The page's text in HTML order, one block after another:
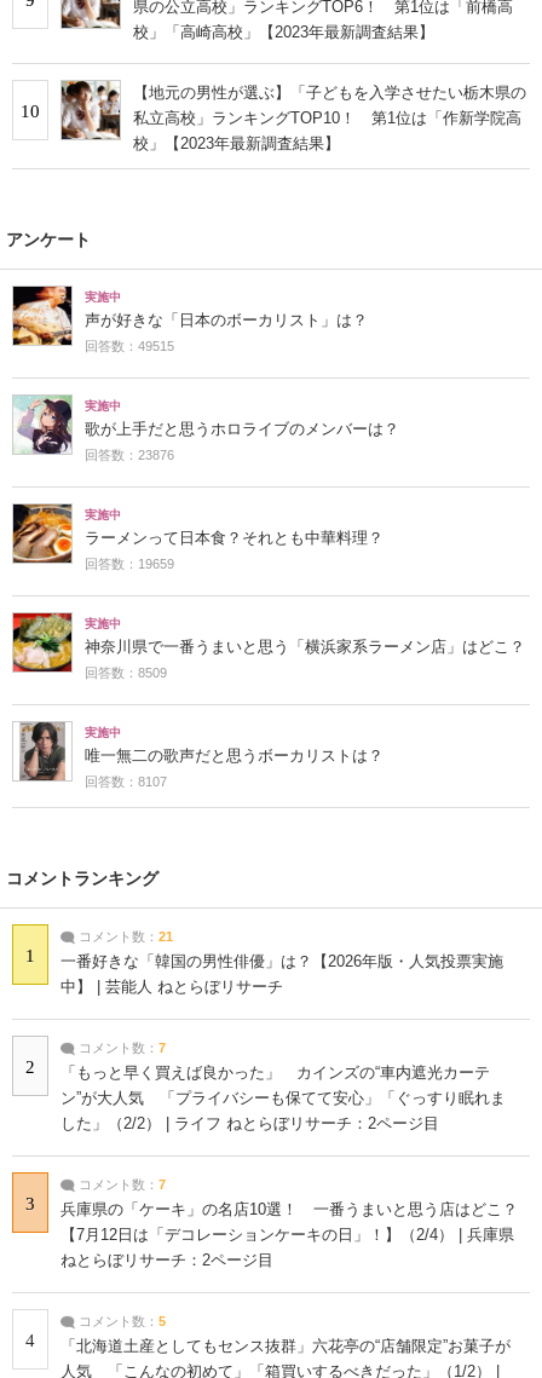
県の公立高校」ランキングTOP6！ 第1位は「前橋高
校」「高崎高校」【2023年最新調査結果】
10
【地元の男性が選ぶ】「子どもを入学させたい栃木県の
私立高校」ランキングTOP10！ 第1位は「作新学院高
校」【2023年最新調査結果】
アンケート
実施中
声が好きな「日本のボーカリスト」は？
回答数：49515
実施中
歌が上手だと思うホロライブのメンバーは？
回答数：23876
実施中
ラーメンって日本食？それとも中華料理？
回答数：19659
実施中
神奈川県で一番うまいと思う「横浜家系ラーメン店」はどこ？
回答数：8509
実施中
唯一無二の歌声だと思うボーカリストは？
回答数：8107
コメントランキング
1
コメント数： 21
一番好きな「韓国の男性俳優」は？【2026年版・人気投票実施
中】 | 芸能人 ねとらぼリサーチ
2
コメント数： 7
「もっと早く買えば良かった」 カインズの“車内遮光カーテ
ン”が大人気 「プライバシーも保てて安心」「ぐっすり眠れま
した」（2/2） | ライフ ねとらぼリサーチ：2ページ目
3
コメント数： 7
兵庫県の「ケーキ」の名店10選！ 一番うまいと思う店はどこ？
【7月12日は「デコレーションケーキの日」！】（2/4） | 兵庫県
ねとらぼリサーチ：2ページ目
4
コメント数： 5
「北海道土産としてもセンス抜群」六花亭の“店舗限定”お菓子が
人気 「こんなの初めて」「箱買いするべきだった」（1/2） |